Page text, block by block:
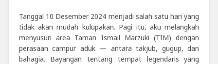
Tanggal 10 Desember 2024 menjadi salah satu hari yang
tidak akan mudah kulupakan. Pagi itu, aku melangkah
menyusuri area Taman Ismail Marzuki (TIM) dengan
perasaan campur aduk — antara takjub, gugup, dan
bahagia. Bayangan tentang tempat legendaris yang